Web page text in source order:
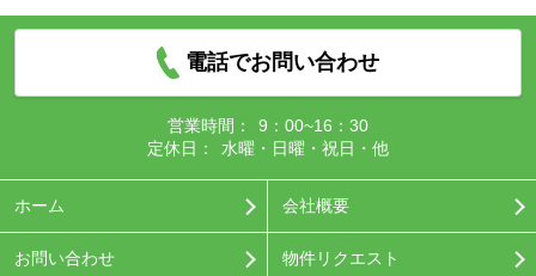
電話でお問い合わせ
営業時間：
9：00~16：30
定休日：
水曜・日曜・祝日・他
ホーム 会社概要
お問い合わせ 物件リクエスト